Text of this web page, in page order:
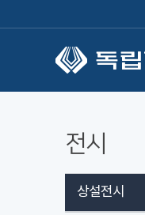
전시
상설전시